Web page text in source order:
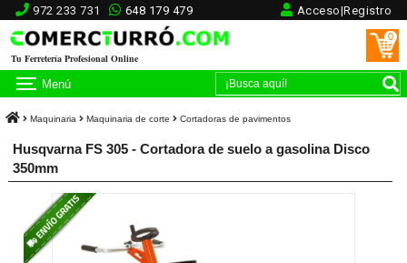
972 233 731 648 179 479 Acceso|Registro
Tu Ferretería Profesional Online
0
Menú
Maquinaria Maquinaria de corte Cortadoras de pavimentos
Husqvarna FS 305 - Cortadora de suelo a gasolina Disco
350mm